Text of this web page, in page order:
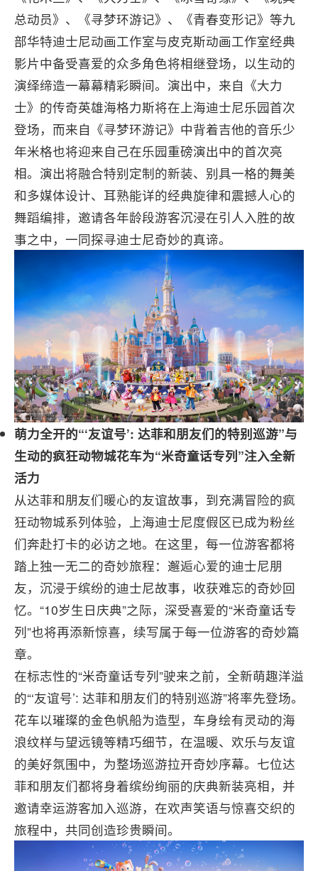
总动员》、《寻梦环游记》、《青春变形记》等九
部华特迪士尼动画工作室与皮克斯动画工作室经典
影片中备受喜爱的众多角色将相继登场，以生动的
演绎缔造一幕幕精彩瞬间。演出中，来自《大力
士》的传奇英雄海格力斯将在上海迪士尼乐园首次
登场，而来自《寻梦环游记》中背着吉他的音乐少
年米格也将迎来自己在乐园重磅演出中的首次亮
相。演出将融合特别定制的新装、别具一格的舞美
和多媒体设计、耳熟能详的经典旋律和震撼人心的
舞蹈编排，邀请各年龄段游客沉浸在引人入胜的故
事之中，一同探寻迪士尼奇妙的真谛。
萌力全开的“‘友谊号’: 达菲和朋友们的特别巡游”与
生动的疯狂动物城花车为“米奇童话专列”注入全新
活力
从达菲和朋友们暖心的友谊故事，到充满冒险的疯
狂动物城系列体验，上海迪士尼度假区已成为粉丝
们奔赴打卡的必访之地。在这里，每一位游客都将
踏上独一无二的奇妙旅程：邂逅心爱的迪士尼朋
友，沉浸于缤纷的迪士尼故事，收获难忘的奇妙回
忆。“10岁生日庆典”之际，深受喜爱的“米奇童话专
列”也将再添新惊喜，续写属于每一位游客的奇妙篇
章。
在标志性的“米奇童话专列”驶来之前，全新萌趣洋溢
的“‘友谊号’: 达菲和朋友们的特别巡游”将率先登场。
花车以璀璨的金色帆船为造型，车身绘有灵动的海
浪纹样与望远镜等精巧细节，在温暖、欢乐与友谊
的美好氛围中，为整场巡游拉开奇妙序幕。七位达
菲和朋友们都将身着缤纷绚丽的庆典新装亮相，并
邀请幸运游客加入巡游，在欢声笑语与惊喜交织的
旅程中，共同创造珍贵瞬间。